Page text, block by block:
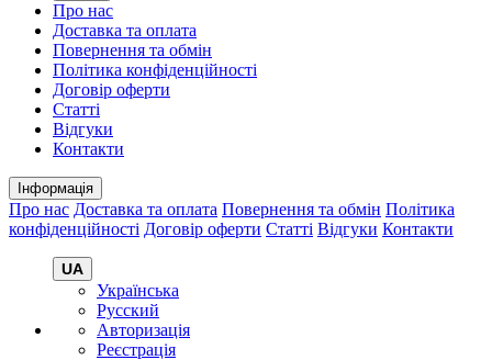
Про нас
Доставка та оплата
Повернення та обмін
Політика конфіденційності
Договір оферти
Статті
Відгуки
Контакти
Інформація
Про нас Доставка та оплата Повернення та обмін Політика
конфіденційності Договір оферти Статті Відгуки Контакти
UA
Українська
Русский
Авторизація
Реєстрація